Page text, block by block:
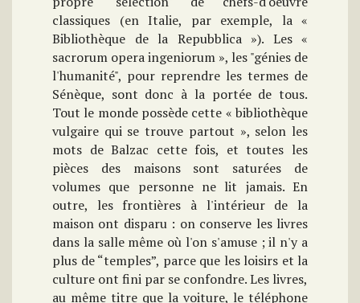
classiques (en Italie, par exemple, la «
Bibliothèque de la Repubblica »). Les «
sacrorum opera ingeniorum », les "génies de
l'humanité", pour reprendre les termes de
Sénèque, sont donc à la portée de tous.
Tout le monde possède cette « bibliothèque
vulgaire qui se trouve partout », selon les
mots de Balzac cette fois, et toutes les
pièces des maisons sont saturées de
volumes que personne ne lit jamais. En
outre, les frontières à l'intérieur de la
maison ont disparu : on conserve les livres
dans la salle même où l'on s'amuse ; il n'y a
plus de “temples”, parce que les loisirs et la
culture ont fini par se confondre. Les livres,
au même titre que la voiture, le téléphone